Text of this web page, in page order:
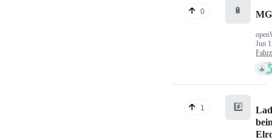
0 🔋
Jun
1 #️⃣